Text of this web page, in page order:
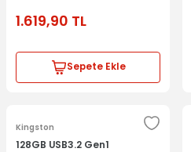
1.619,90 TL
Sepete Ekle
Kingston
128GB USB3.2 Gen1